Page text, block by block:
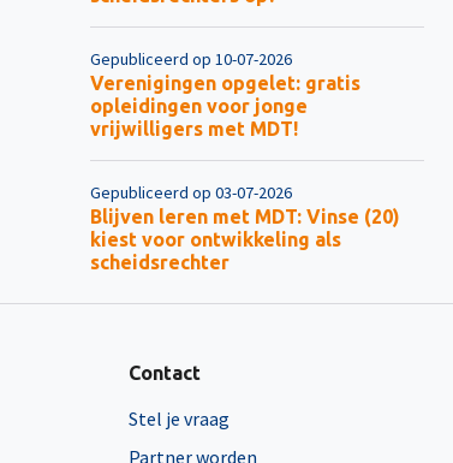
Gepubliceerd op 10-07-2026
Verenigingen opgelet: gratis
opleidingen voor jonge
vrijwilligers met MDT!
Gepubliceerd op 03-07-2026
Blijven leren met MDT: Vinse (20)
kiest voor ontwikkeling als
scheidsrechter
Contact
Stel je vraag
Partner worden